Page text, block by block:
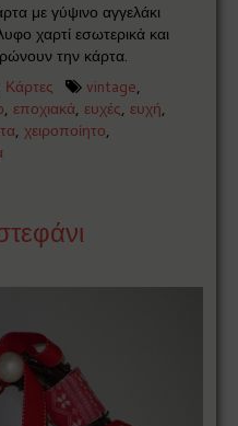
με γύψινο αγγελάκι
χαρτί εσωτερικά και
την κάρτα.
Κάρτες vintage,
, εποχιακά, ευχές, ευχή,
,χειροποίητο,